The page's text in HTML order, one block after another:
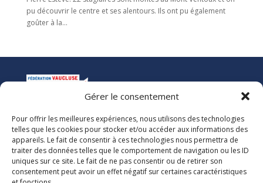
Gérer le consentement
Pour offrir les meilleures expériences, nous utilisons des technologies
telles que les cookies pour stocker et/ou accéder aux informations des
appareils. Le fait de consentir à ces technologies nous permettra de
traiter des données telles que le comportement de navigation ou les ID
uniques sur ce site. Le fait de ne pas consentir ou de retirer son
consentement peut avoir un effet négatif sur certaines caractéristiques
pu découvrir le centre et ses alentours. Ils ont pu également
goûter à la...
La Ligue de l’Enseignement
Fédération des Œuvres Laïques de Vaucluse
Nous vous accueillons dans nos locaux du lundi au jeudi de 08h00 à 12h30
et de 13h30 à 17h00. Le standard téléphonique est ouvert le vendredi de